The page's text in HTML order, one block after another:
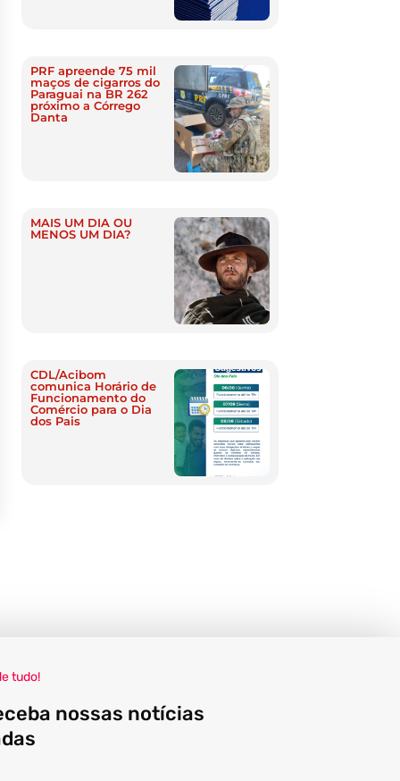
PRF apreende 75 mil
maços de cigarros do
Paraguai na BR 262
próximo a Córrego
Danta
MAIS UM DIA OU
MENOS UM DIA?
CDL/Acibom
comunica Horário de
Funcionamento do
Comércio para o Dia
dos Pais
tudo!
nossas notícias